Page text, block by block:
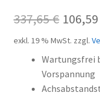
Kontakt
Mein Konto
337,65€
Preis
war:
337,65 €
106,59
exkl. 19 % MwSt. zzgl.
Wartungsfrei
Vorspannung